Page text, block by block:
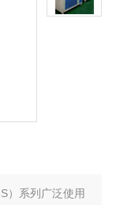
）系列广泛使用